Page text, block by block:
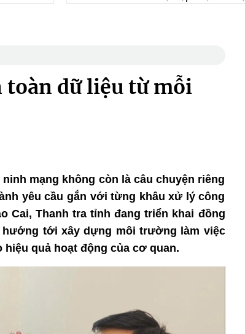
toàn dữ liệu từ mỗi
mạng không còn là câu chuyện riêng
yêu cầu gắn với từng khâu xử lý công
Cai, Thanh tra tỉnh đang triển khai đồng
hướng tới xây dựng môi trường làm việc
quả hoạt động của cơ quan.